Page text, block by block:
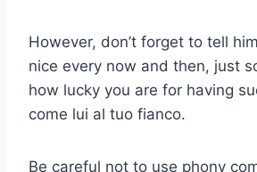
However, don’t forget to tell
nice every now and then, just
how lucky you are for having
come lui al tuo fianco.
Be careful not to use phony